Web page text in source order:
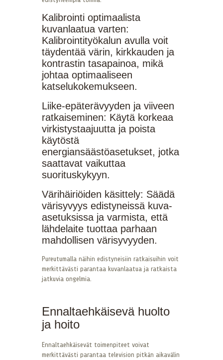
Kalibrointi optimaalista
kuvanlaatua varten:
Kalibrointityökalun avulla voit
täydentää värin, kirkkauden ja
kontrastin tasapainoa, mikä
johtaa optimaaliseen
katselukokemukseen.
Liike-epäterävyyden ja viiveen
ratkaiseminen: Käytä korkeaa
virkistystaajuutta ja poista
käytöstä
energiansäästöasetukset, jotka
saattavat vaikuttaa
suorituskykyyn.
Värihäiriöiden käsittely: Säädä
värisyvyys edistyneissä kuva-
asetuksissa ja varmista, että
lähdelaite tuottaa parhaan
mahdollisen värisyvyyden.
Pureutumalla näihin edistyneisiin ratkaisuihin voit
merkittävästi parantaa kuvanlaatua ja ratkaista
jatkuvia ongelmia.
Ennaltaehkäisevä huolto
ja hoito
Ennaltaehkäisevät toimenpiteet voivat
merkittävästi parantaa television pitkän aikavälin